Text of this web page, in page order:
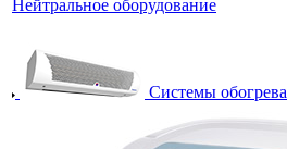
Нейтральное оборудование
Системы обогрева